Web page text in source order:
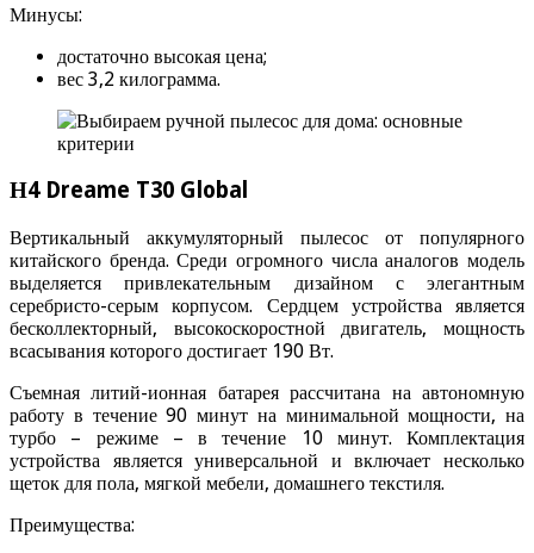
Минусы:
достаточно высокая цена;
вес 3,2 килограмма.
Н4 Dreame T30 Global
Вертикальный аккумуляторный пылесос от популярного
китайского бренда. Среди огромного числа аналогов модель
выделяется привлекательным дизайном с элегантным
серебристо-серым корпусом. Сердцем устройства является
бесколлекторный, высокоскоростной двигатель, мощность
всасывания которого достигает 190 Вт.
Съемная литий-ионная батарея рассчитана на автономную
работу в течение 90 минут на минимальной мощности, на
турбо – режиме – в течение 10 минут. Комплектация
устройства является универсальной и включает несколько
щеток для пола, мягкой мебели, домашнего текстиля.
Преимущества: